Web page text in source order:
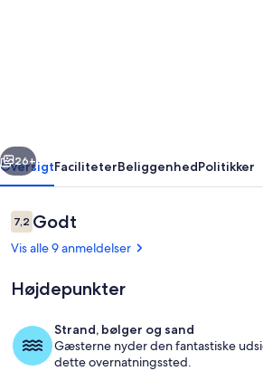
Atlanterhavet
Udendørs
Næste
26+
OversigtFaciliteterBeliggenhedPolitikker
Anmeldelser
7,27,2 ud af 10.
Godt
Vis alle 9 anmeldelser
Højdepunkter
Strand, bølger og sand
Gæsterne nyder den fantastiske
dette overnatningssted.